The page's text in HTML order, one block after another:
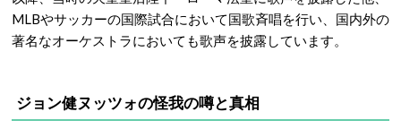
MLBやサッカーの国際試合において国歌斉唱を行い、国内外の
著名なオーケストラにおいても歌声を披露しています。
ジョン健ヌッツォの怪我の噂と真相